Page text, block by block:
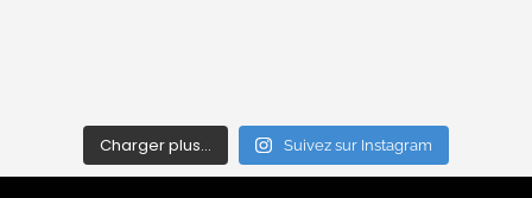
Charger plus… Suivez sur Instagram